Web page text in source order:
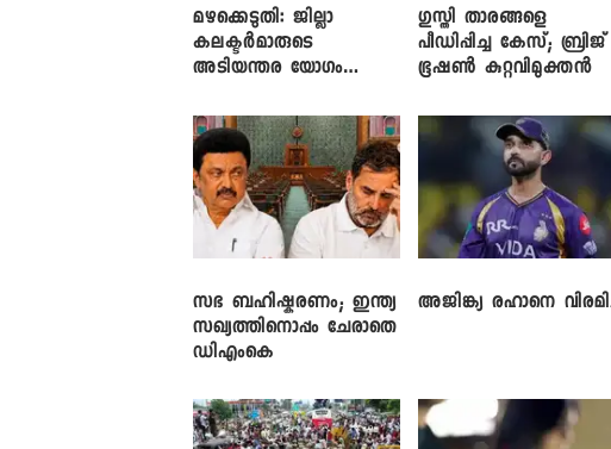
മഴക്കെടുതി: ജില്ലാ
കലക്ടർമാരുടെ
അടിയന്തര യോഗം
​ഗുസ്തി താരങ്ങളെ
പീഡിപ്പിച്ച കേസ്; ബ്രിജ്
ഭൂഷൺ കുറ്റവിമുക്തൻ
സഭ ബഹിഷ്കരണം; ഇന്ത്യ
സഖ്യത്തിനൊപ്പം ചേരാതെ
ഡിഎംകെ
അജിങ്ക്യ രഹാനെ